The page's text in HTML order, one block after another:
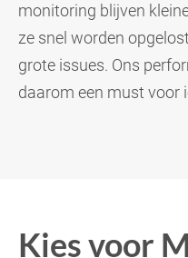
monitoring blijven
ze snel worden
grote issues. Ons
daarom een must voor
Kies voor